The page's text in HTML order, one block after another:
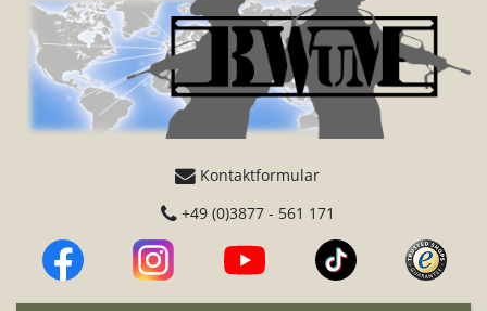
Kontaktformular
+49 (0)3877 - 561 171